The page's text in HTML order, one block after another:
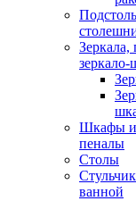
Зеркала,
Шкафы и
пеналы
Столы
ванной